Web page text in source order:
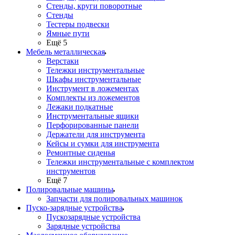
Стенды, круги поворотные
Стенды
Тестеры подвески
Ямные пути
Ещё 5
Мебель металлическая
Верстаки
Тележки инструментальные
Шкафы инструментальные
Инструмент в ложементах
Комплекты из ложементов
Лежаки подкатные
Инструментальные ящики
Перфорированные панели
Держатели для инструмента
Кейсы и сумки для инструмента
Ремонтные сиденья
Тележки инструментальные с комплектом
инструментов
Ещё 7
Полировальные машины
Запчасти для полировальных машинок
Пуско-зарядные устройства
Пускозарядные устройства
Зарядные устройства